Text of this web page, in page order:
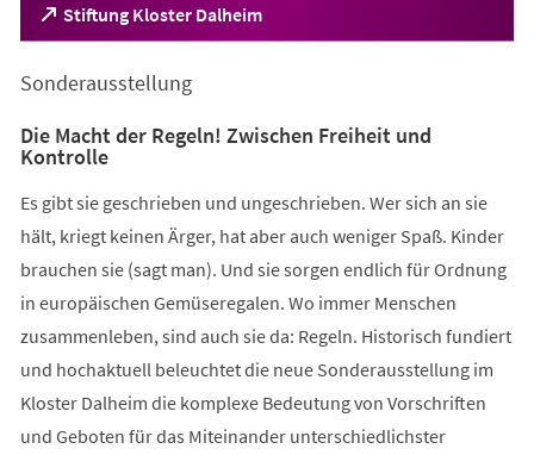
Stiftung Kloster Dalheim
(Öffnet
in
neuen
Sonderausstellung
Die Macht der Regeln! Zwischen Freiheit und
Kontrolle
Es gibt sie geschrieben und ungeschrieben. Wer sich an sie
hält, kriegt keinen Ärger, hat aber auch weniger Spaß. Kinder
brauchen sie (sagt man). Und sie sorgen endlich für Ordnung
in europäischen Gemüseregalen. Wo immer Menschen
zusammenleben, sind auch sie da: Regeln. Historisch fundiert
und hochaktuell beleuchtet die neue Sonderausstellung im
Kloster Dalheim die komplexe Bedeutung von Vorschriften
und Geboten für das Miteinander unterschiedlichster